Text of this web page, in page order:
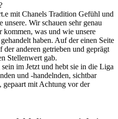
mit Chanels Tradition Gefühl und
Wir schauen sehr genau
was und wie unsere
haben. Auf der einen Seite
anderen getrieben und geprägt
Stellenwert gab.
im Jetzt und hebt sie in die Liga
und -handelnden, sichtbar
gepaart mit Achtung vor der